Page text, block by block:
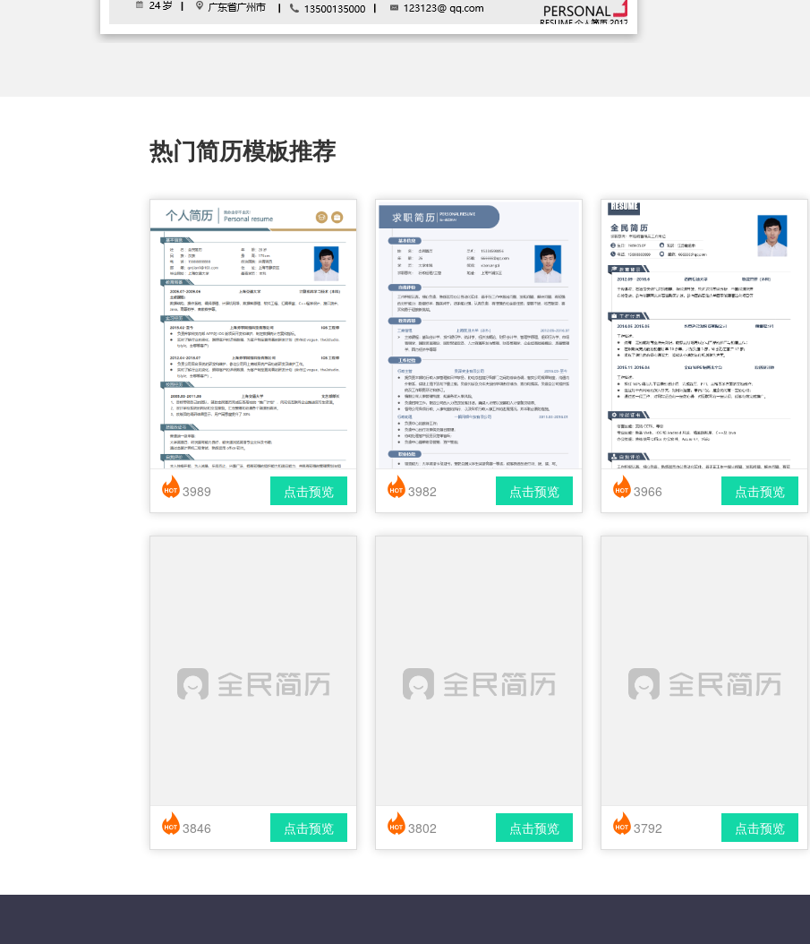
热门简历模板推荐
简历风格： 时尚 / 简洁 / 应届生
点击预览
3989
简历风格： 时尚 / 简洁 / 应届生
点击预览
3982
简历风格： 时尚 / 简洁 / 应届生
点击预览
3966
简历风格： 时尚 / 简洁 / 应届生
点击预览
3846
简历风格： 时尚 / 简洁 / 应届生
点击预览
3802
简历风格： 时尚 / 简洁 / 应届生
点击预览
3792